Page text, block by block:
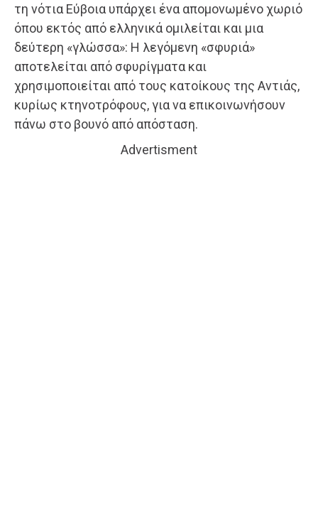
τη νότια Εύβοια υπάρχει ένα απομονωμένο χωριό
όπου εκτός από ελληνικά ομιλείται και μια
δεύτερη «γλώσσα»: Η λεγόμενη «σφυριά»
αποτελείται από σφυρίγματα και
χρησιμοποιείται από τους κατοίκους της Αντιάς,
κυρίως κτηνοτρόφους, για να επικοινωνήσουν
πάνω στο βουνό από απόσταση.
Advertisment